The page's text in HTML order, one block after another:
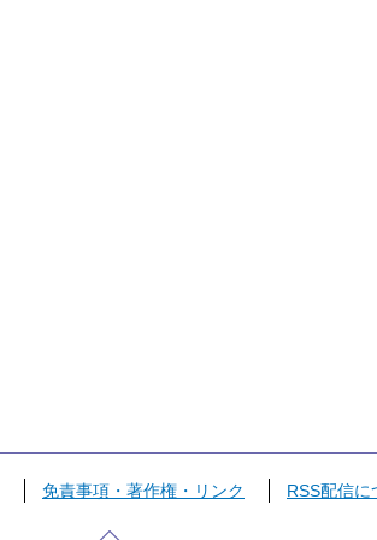
免責事項・著作権・リンク RSS配信に